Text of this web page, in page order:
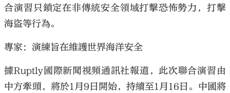
合演習只鎖定在非傳統安全領域打擊恐怖勢力，打擊
海盜等行為。
專家：演練旨在維護世界海洋安全
據Ruptly國際新聞視頻通訊社報道，此次聯合演習由
中方牽頭，將於1月9日開始，持續至1月16日。中國將